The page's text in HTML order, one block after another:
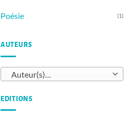
Poésie (1)
AUTEURS
Auteur(s)…
EDITIONS